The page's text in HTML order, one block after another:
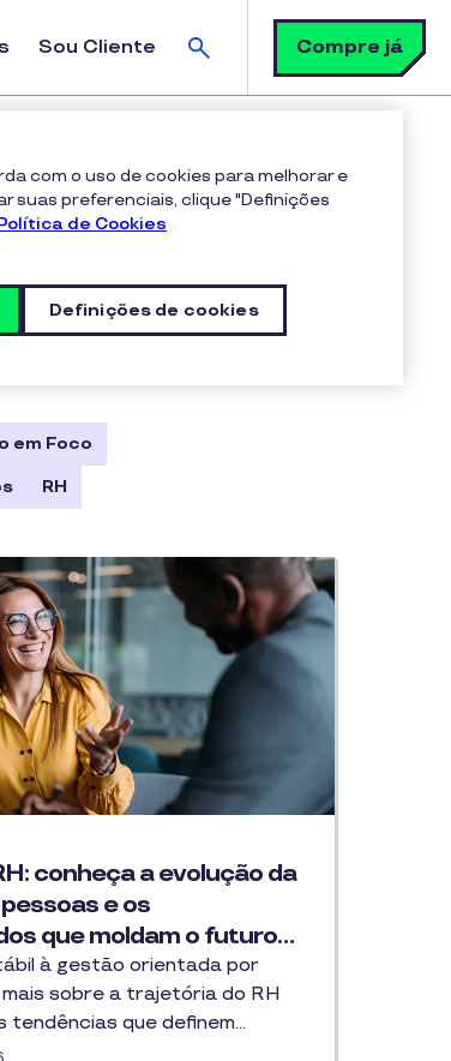
Sou Cliente
Busca
Compre já
em Foco
RH
conheça a evolução da
e os
que moldam o futuro…
à gestão orientada por
sobre a trajetória do RH
tendências que definem…
com o uso de cookies para melhorar e
suas preferenciais, clique "Definições
de Cookies
Definições de cookies